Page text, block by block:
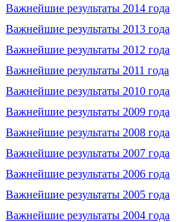
Важнейшие результаты 2014 года
Важнейшие результаты 2013 года
Важнейшие результаты 2012 года
Важнейшие результаты 2011 года
Важнейшие результаты 2010 года
Важнейшие результаты 2009 года
Важнейшие результаты 2008 года
Важнейшие результаты 2007 года
Важнейшие результаты 2006 года
Важнейшие результаты 2005 года
Важнейшие результаты 2004 года